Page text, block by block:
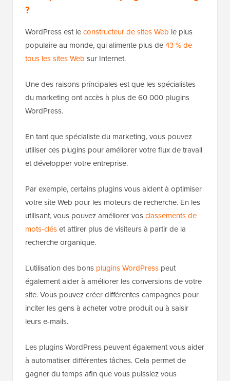
?
WordPress est leconstructeur de sites Web le plus
populaire au monde, qui alimente plus de43 % de
tous les sites Web sur Internet.
Une des raisons principales est que les spécialistes
du marketing ont accès à plus de 60 000 plugins
WordPress.
En tant que spécialiste du marketing, vous pouvez
utiliser ces plugins pour améliorer votre flux de travail
et développer votre entreprise.
Par exemple, certains plugins vous aident à optimiser
votre site Web pour les moteurs de recherche. En les
utilisant, vous pouvez améliorer vosclassements de
mots-cléset attirer plus de visiteurs à partir de la
recherche organique.
L'utilisation des bons plugins WordPress peut
également aider à améliorer les conversions de votre
site. Vous pouvez créer différentes campagnes pour
inciter les gens à acheter votre produit ou à saisir
leurs e-mails.
Les plugins WordPress peuvent également vous aider
à automatiser différentes tâches. Cela permet de
gagner du temps afin que vous puissiez vous